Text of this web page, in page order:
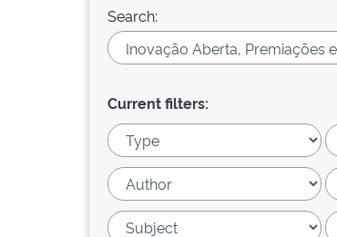
Search:
Current filters: